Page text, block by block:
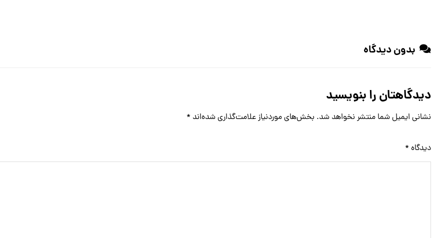
بدون دیدگاه
دیدگاهتان را بنویسید
نشانی ایمیل شما منتشر نخواهد شد. بخش‌های موردنیاز علامت‌گذاری شده‌اند *
دیدگاه *